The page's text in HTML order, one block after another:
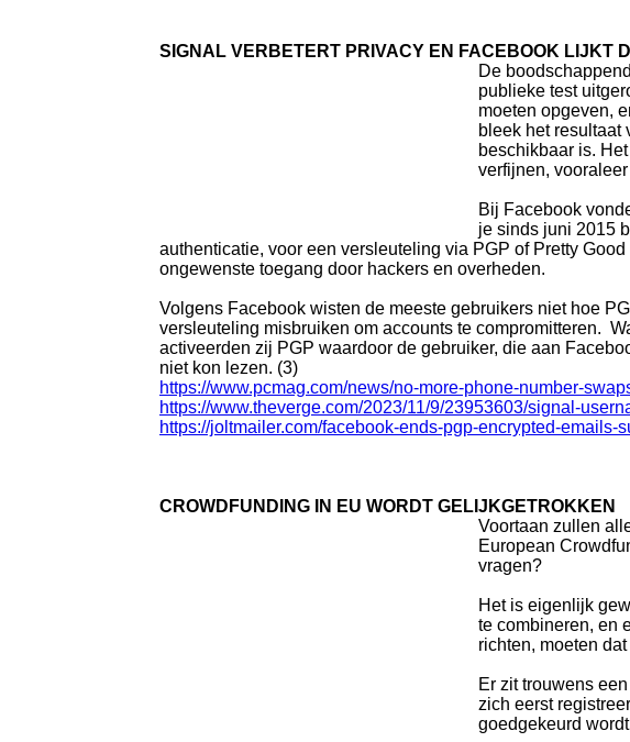
SIGNAL VERBETERT PRIVACY EN FACEBOOK LIJKT
De
publieke test
moeten opgeven,
bleek het resultaat
beschikbaar is.
verfijnen,
Bij Facebook
je sinds juni 2015
authenticatie, voor een versleuteling via PGP of Pretty
ongewenste toegang door hackers en overheden.
Volgens Facebook wisten de meeste gebruikers niet hoe
versleuteling misbruiken om accounts te compromitteren.
activeerden zij PGP waardoor de gebruiker, die aan
niet kon lezen. (3)
https://www.pcmag.com/news/no-more-phone-number-
https://www.theverge.com/2023/11/9/23953603/signal-
https://joltmailer.com/facebook-ends-pgp-encrypted-emails-
CROWDFUNDING IN EU WORDT GELIJKGETROKKEN
Voortaan zullen
European
vragen?
Het is eigenlijk
te combineren, en
richten, moeten
Er zit trouwens
zich eerst
goedgekeurd